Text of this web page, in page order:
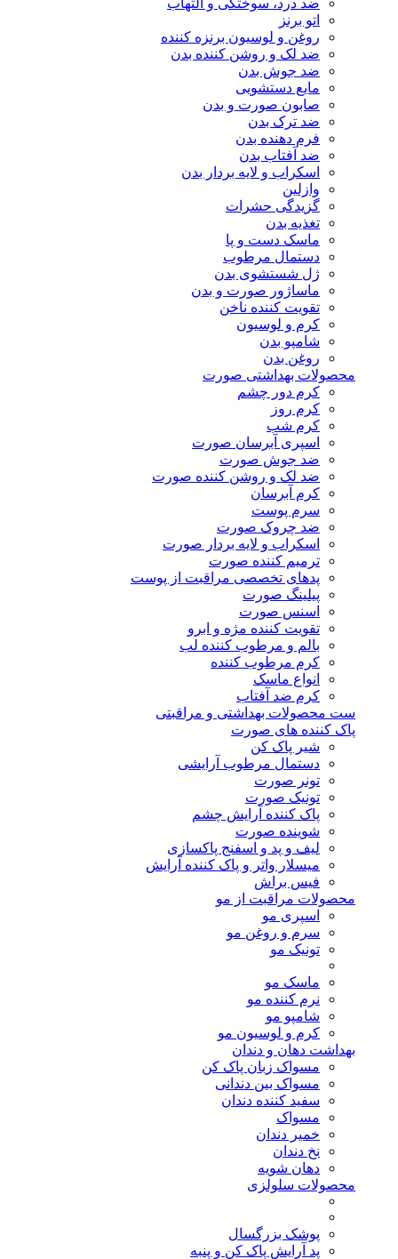
ضد درد، سوختگی و التهاب
اتو برنز
روغن و لوسیون برنزه کننده
ضد لک و روشن کننده بدن
ضد جوش بدن
مایع دستشویی
صابون صورت و بدن
ضد ترک بدن
فرم دهنده بدن
ضد آفتاب بدن
اسکراب و لایه بردار بدن
وازلین
گزیدگی حشرات
تغذیه بدن
ماسک دست و پا
دستمال مرطوب
ژل شستشوی بدن
ماساژور صورت و بدن
تقویت کننده ناخن
کرم و لوسیون
شامپو بدن
روغن بدن
محصولات بهداشتی صورت
کرم دور چشم
کرم روز
کرم شب
اسپری آبرسان صورت
ضد جوش صورت
ضد لک و روشن کننده صورت
کرم آبرسان
سرم پوست
ضد چروک صورت
اسکراب و لایه بردار صورت
ترمیم کننده صورت
پدهای تخصصی مراقبت از پوست
پیلینگ صورت
اسنس صورت
تقویت کننده مژه و ابرو
بالم و مرطوب کننده لب
کرم مرطوب کننده
انواع ماسک
کرم ضد آفتاب
ست محصولات بهداشتی و مراقبتی
پاک کننده های صورت
شیر پاک کن
دستمال مرطوب آرایشی
تونر صورت
تونیک صورت
پاک کننده آرایش چشم
شوینده صورت
لیف و پد و اسفنج پاکسازی
میسلار واتر و پاک کننده آرایش
فیس براش
محصولات مراقبت از مو
اسپری مو
سرم و روغن مو
تونیک مو
ماسک مو
نرم کننده مو
شامپو مو
کرم و لوسیون مو
بهداشت دهان و دندان
مسواک زبان پاک کن
مسواک بین دندانی
سفید کننده دندان
مسواک
خمیر دندان
نخ دندان
دهان شویه
محصولات سلولزی
پوشک بزرگسال
پد آرایش پاک کن و پنبه